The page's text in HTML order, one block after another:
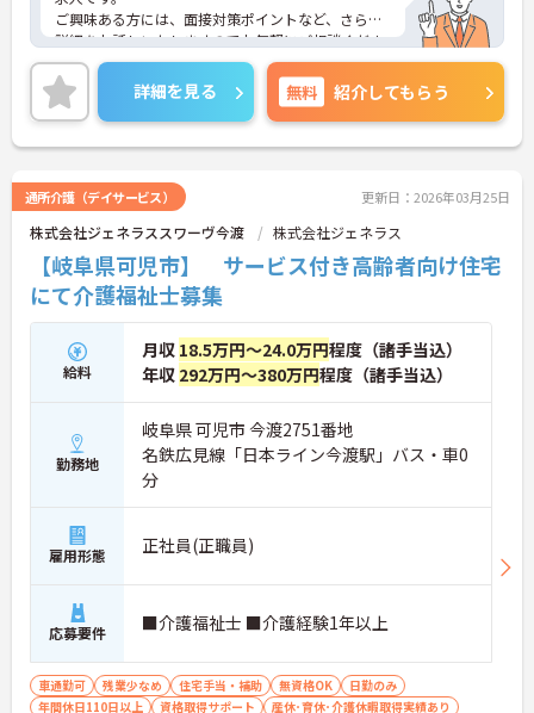
ご興味ある方には、面接対策ポイントなど、さらに
詳細をお話しいたしますのでお気軽にご相談くださ
い！
詳細を見る 無料 紹介してもらう
通所介護（デイサービス） 更新日：2026年03月25日
株式会社ジェネラススワーヴ今渡 株式会社ジェネラス
【岐阜県可児市】 サービス付き高齢者向け住宅
にて介護福祉士募集
給料
月収 18.5万円～24.0万円程度（諸手当込）
年収 292万円～380万円程度（諸手当込）
勤務地
岐阜県 可児市 今渡2751番地
名鉄広見線「日本ライン今渡駅」バス・車0
分
雇用形態 正社員(正職員)
応募要件 ■介護福祉士 ■介護経験1年以上
車通勤可 残業少なめ 住宅手当・補助 無資格OK
日勤のみ
年間休日110日以上
資格取得サポート 産休･育休･介護休暇取得実績あり